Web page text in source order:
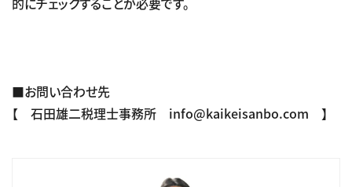
■お問い合わせ先
【 石田雄二税理士事務所 info@kaikeisanbo.com 】